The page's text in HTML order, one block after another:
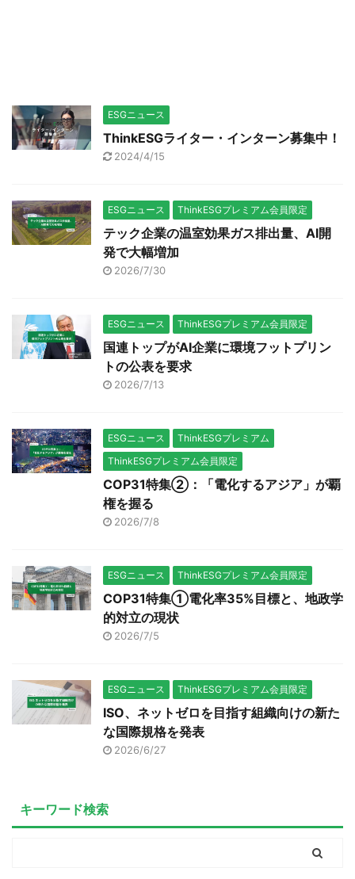
とは、気候変動に起因す
る損害に対する法的責任
のことで、過去と将来の
ィングファームであるボ
と規制を導入するよう要
請した。＊１ 同会議
で、ネイチャー100の投
し、企業の生物多様性へ
の対応がステークホルダ
ーから迫られる。スウェ
ーデンの年金基金 AP7、
ク貯蓄投資公庫
(CDPQ)、英国の英国国
教会年金委員会および大
学年金制度を含む年金基
ESGニュース
ThinkESGライター・インターン募集中！
2024/4/15
ESGニュース ThinkESGプレミアム会員限定
テック企業の温室効果ガス排出量、AI開
発で大幅増加
2026/7/30
ESGニュース ThinkESGプレミアム会員限定
国連トップがAI企業に環境フットプリン
トの公表を要求
2026/7/13
ESGニュース
ThinkESGプレミアム
ThinkESGプレミアム会員限定
COP31特集②：「電化するアジア」が覇
権を握る
2026/7/8
ESGニュース ThinkESGプレミアム会員限定
COP31特集①電化率35%目標と、地政学
的対立の現状
2026/7/5
ESGニュース ThinkESGプレミアム会員限定
ISO、ネットゼロを目指す組織向けの新た
な国際規格を発表
2026/6/27
キーワード検索